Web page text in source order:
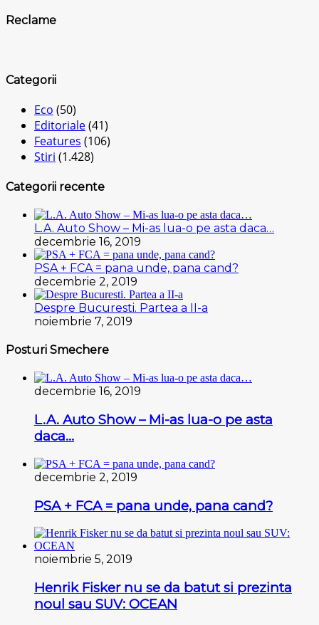
Reclame
Categorii
Eco (50)
Editoriale(41)
Features (106)
Stiri (1.428)
Categorii recente
L.A. Auto Show – Mi-as lua-o pe asta daca…
decembrie 16, 2019
PSA + FCA = pana unde, pana cand?
decembrie 2, 2019
Despre Bucuresti. Partea a II-a
noiembrie 7, 2019
Posturi Smechere
decembrie 16, 2019
L.A. Auto Show – Mi-as lua-o pe asta
daca…
decembrie 2, 2019
PSA + FCA = pana unde, pana cand?
noiembrie 5, 2019
Henrik Fisker nu se da batut si prezinta
noul sau SUV: OCEAN